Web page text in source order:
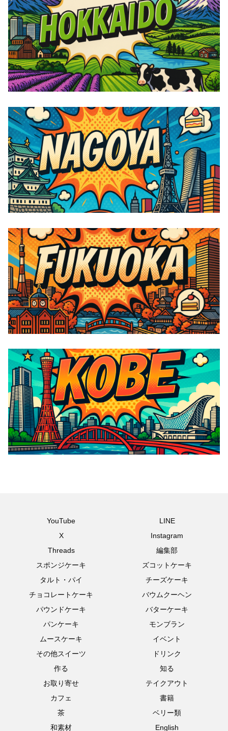
YouTube
LINE
X
Instagram
Threads
編集部
スポンジケーキ
ズコットケーキ
タルト・パイ
チーズケーキ
チョコレートケーキ
バウムクーヘン
パウンドケーキ
バターケーキ
パンケーキ
モンブラン
ムースケーキ
イベント
その他スイーツ
ドリンク
作る
知る
お取り寄せ
テイクアウト
カフェ
書籍
茶
ベリー類
和素材
English